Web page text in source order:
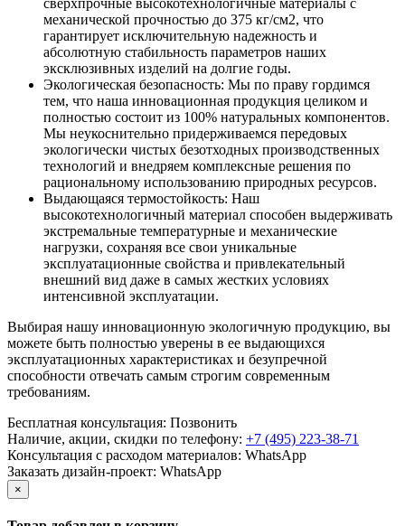
механической прочностью до 375 кг/см2, что
гарантирует исключительную надежность и
абсолютную стабильность параметров наших
эксклюзивных изделий на долгие годы.
Экологическая безопасность: Мы по праву гордимся
тем, что наша инновационная продукция целиком и
полностью состоит из 100% натуральных компонентов.
Мы неукоснительно придерживаемся передовых
экологически чистых безотходных производственных
технологий и внедряем комплексные решения по
рациональному использованию природных ресурсов.
Выдающаяся термостойкость: Наш
высокотехнологичный материал способен выдерживать
экстремальные температурные и механические
нагрузки, сохраняя все свои уникальные
эксплуатационные свойства и привлекательный
внешний вид даже в самых жестких условиях
интенсивной эксплуатации.
Выбирая нашу инновационную экологичную продукцию, вы
можете быть полностью уверены в ее выдающихся
эксплуатационных характеристиках и безупречной
способности отвечать самым строгим современным
требованиям.
Бесплатная консультация: Позвонить
Наличие, акции, скидки по телефону: +7 (495) 223-38-71
Консультация с расходом материалов: WhatsApp
Заказать дизайн-проект: WhatsApp
×